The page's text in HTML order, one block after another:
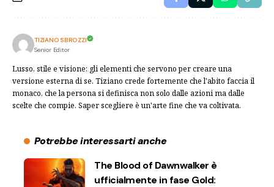
TIZIANO SBROZZI
Senior Editor
Lusso, stile e visione: gli elementi che servono per creare una
versione esterna di se. Tiziano crede fortemente che l'abito faccia il
monaco, che la persona si definisca non solo dalle azioni ma dalle
scelte che compie. Saper scegliere è un'arte fine che va coltivata.
Potrebbe interessarti anche
The Blood of Dawnwalker è
ufficialmente in fase Gold: